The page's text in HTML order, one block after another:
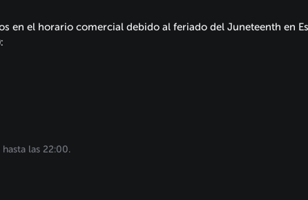
en el horario comercial debido al feriado del Juneteenth en
las 22:00.